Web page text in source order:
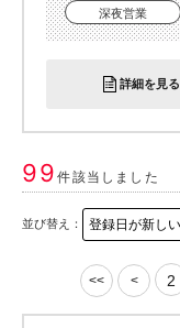
深夜営業
詳細を見る
99件該当しました
並び替え：
<< < 2